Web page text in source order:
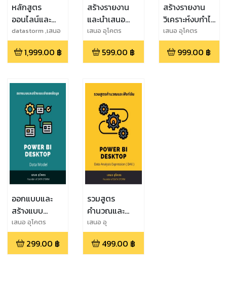
หลักสูตร
ออนไลน์และ
คู่มือสร้างสูตร
คำนวณและนำ
เสนอข้อมูลด้วย
Workshops)
datastorm ,เสนอ
อุโคตร,Saner
Ukort1,999.00 ฿
สร้างรายงาน
และนำเสนอ
ข้อมูลด้วย
ภาพPower BI
Desktop(Data
เสนอ อุโคตร
599.00 ฿
สร้างรายงาน
วิเคราะห์งบกำไร
ขาดทุน
POWER BI
DESKTOP
เสนอ อุโคตร
999.00 ฿
ออกแบบและ
สร้างแบบ
จำลองข้อมูล
POWER BI
DESKTOP
เสนอ อุโคตร
299.00 ฿
รวมสูตร
คำนวณและ
ฟังก์ชัน
POWER BI
DESKTOP
เสนอ อุ
โคตร,Saner Ukort
499.00 ฿